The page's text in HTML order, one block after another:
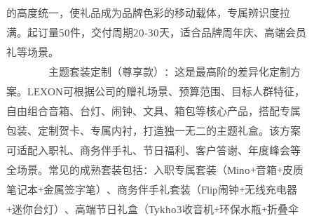
的高度统一，使礼品成为品牌色彩的移动载体，专属辨识度拉
满。起订量50件，交付周期20-30天，适合品牌周年庆、高端会员
礼等场景。
主题套装定制（尊享款）：这是最高阶的差异化定制方
案。LEXON可根据公司的赠礼场景、预算范围、目标人群特征，
自由组合音箱、台灯、闹钟、文具、箱包等核心产品，搭配专属
包装、定制贺卡、专属内衬，打造独一无二的主题礼盒。该方案
可适配入职礼、商务伴手礼、节日福利、客户答谢、年度峰会等
全场景。常见的成熟套装包括：入职专属套装（Mino+音箱+皮质
笔记本+金属签字笔）、商务伴手礼套装（Flip闹钟+无线充电器
+迷你台灯）、高端节日礼盒（Tykho3收音机+环保水瓶+折叠伞